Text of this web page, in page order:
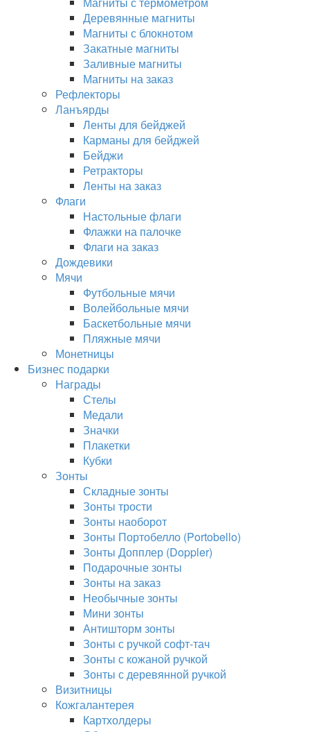
Деревянные магниты
Магниты с блокнотом
Закатные магниты
Заливные магниты
Магниты на заказ
Рефлекторы
Ланъярды
Ленты для бейджей
Карманы для бейджей
Бейджи
Ретракторы
Ленты на заказ
Флаги
Настольные флаги
Флажки на палочке
Флаги на заказ
Дождевики
Мячи
Футбольные мячи
Волейбольные мячи
Баскетбольные мячи
Пляжные мячи
Монетницы
Бизнес подарки
Награды
Стелы
Медали
Значки
Плакетки
Кубки
Зонты
Складные зонты
Зонты трости
Зонты наоборот
Зонты Портобелло (Portobello)
Зонты Допплер (Doppler)
Подарочные зонты
Зонты на заказ
Необычные зонты
Мини зонты
Антишторм зонты
Зонты с ручкой софт-тач
Зонты с кожаной ручкой
Зонты с деревянной ручкой
Визитницы
Кожгалантерея
Картхолдеры